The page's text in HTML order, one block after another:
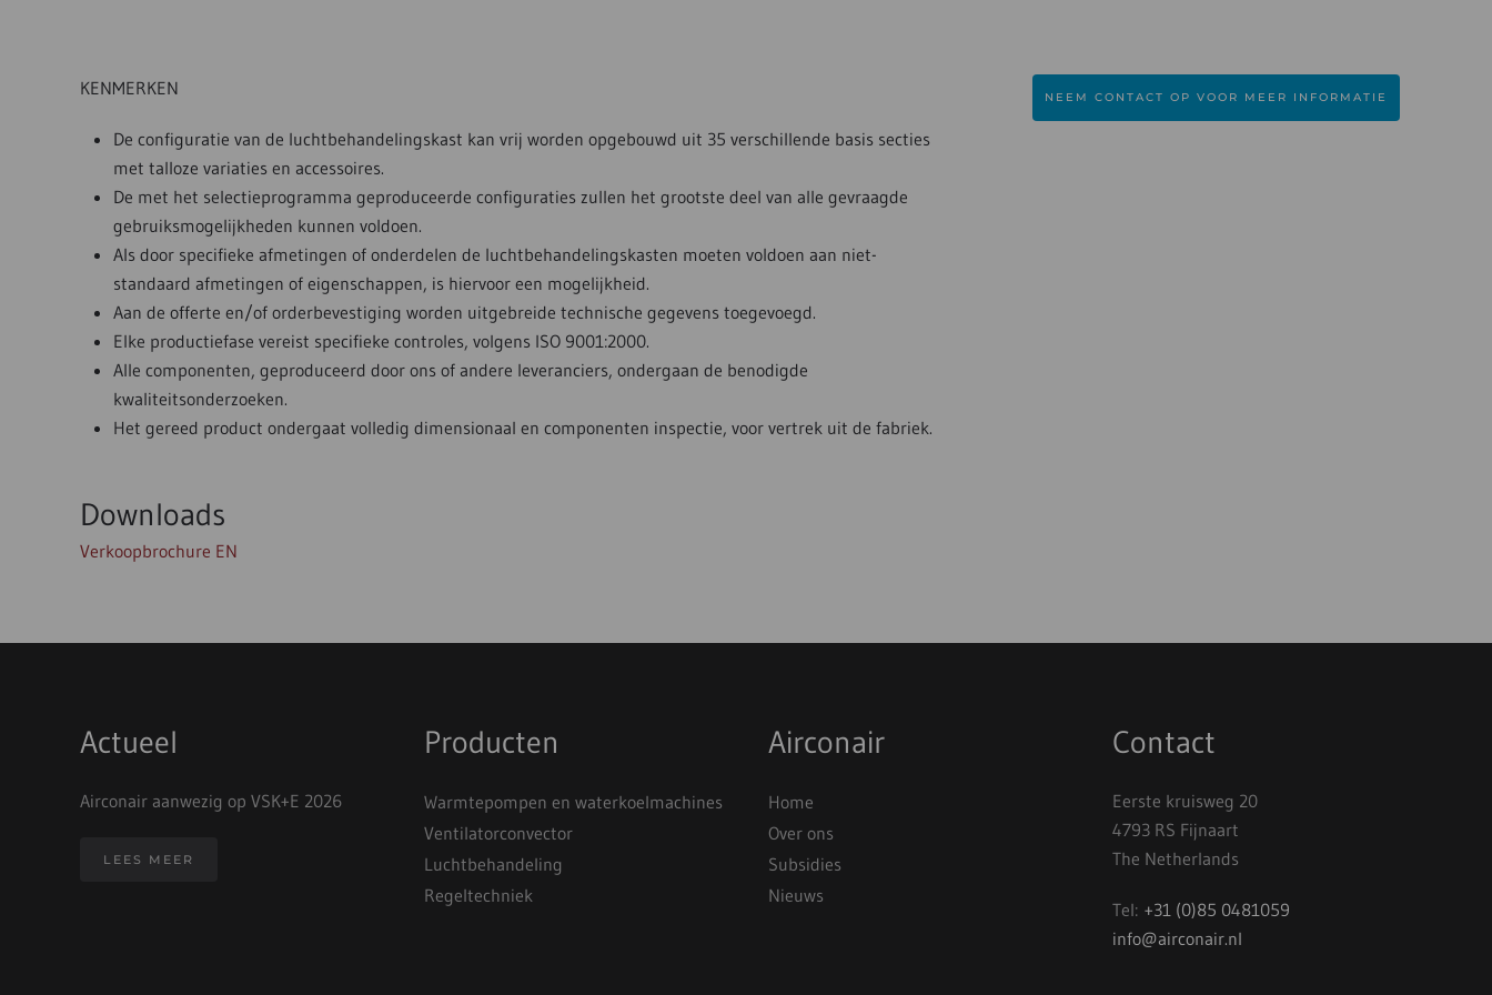
KENMERKEN
De configuratie van de luchtbehandelingskast kan vrij worden opgebouwd uit 35 verschillende basis secties
met talloze variaties en accessoires.
De met het selectieprogramma geproduceerde configuraties zullen het grootste deel van alle gevraagde
gebruiksmogelijkheden kunnen voldoen.
Als door specifieke afmetingen of onderdelen de luchtbehandelingskasten moeten voldoen aan niet-
standaard afmetingen of eigenschappen, is hiervoor een mogelijkheid.
Aan de offerte en/of orderbevestiging worden uitgebreide technische gegevens toegevoegd.
Elke productiefase vereist specifieke controles, volgens ISO 9001:2000.
Alle componenten, geproduceerd door ons of andere leveranciers, ondergaan de benodigde
kwaliteitsonderzoeken.
Het gereed product ondergaat volledig dimensionaal en componenten inspectie, voor vertrek uit de fabriek.
Downloads
Verkoopbrochure EN
NEEM CONTACT OP VOOR MEER INFORMATIE
Actueel
Airconair aanwezig op VSK+E 2026
LEES MEER
Producten
Warmtepompen en waterkoelmachines
Ventilatorconvector
Luchtbehandeling
Regeltechniek
Airconair
Home
Over ons
Subsidies
Nieuws
Contact
Eerste kruisweg 20
4793 RS Fijnaart
The Netherlands
Tel: +31 (0)85 0481059
info@airconair.nl